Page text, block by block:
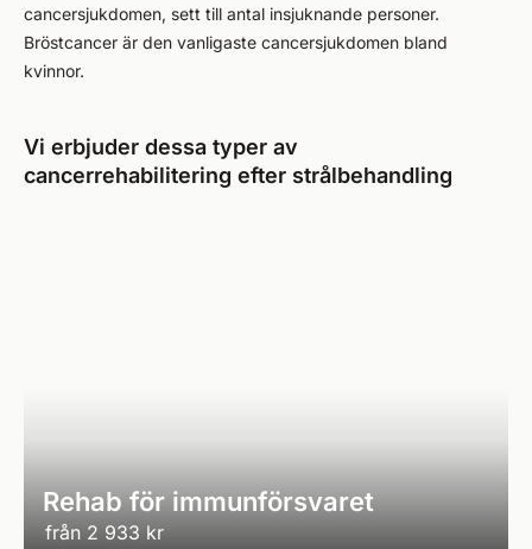
cancersjukdomen, sett till antal insjuknande personer.
Bröstcancer är den vanligaste cancersjukdomen bland
kvinnor.
Vi erbjuder dessa typer av
cancerrehabilitering efter strålbehandling
Rehab för immunförsvaret
från 2 933 kr